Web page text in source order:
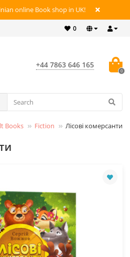
online Book shop in UK!
0
+44 7863 646 165
0
Books Fiction Лісові комерсанти